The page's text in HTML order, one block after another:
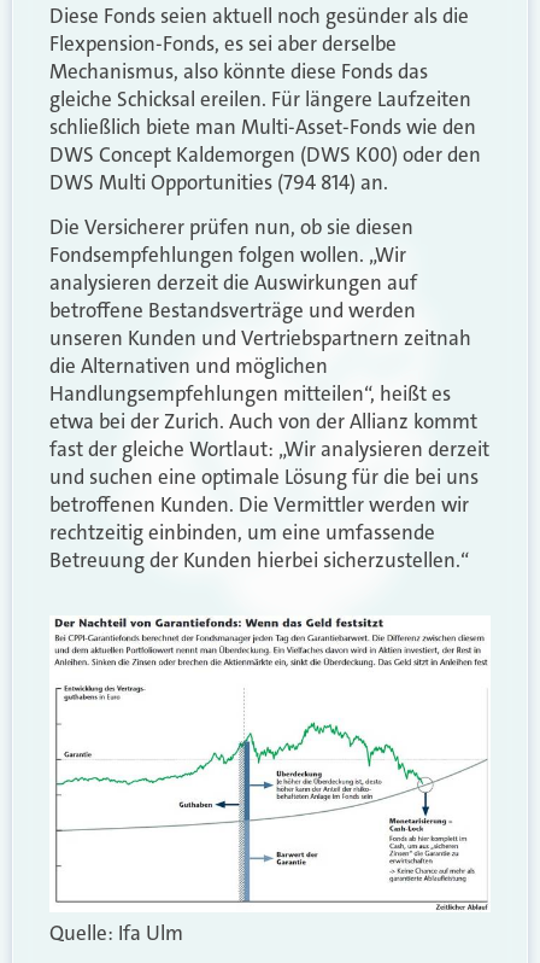
Diese Fonds seien aktuell noch gesünder als die
Flexpension-Fonds, es sei aber derselbe
Mechanismus, also könnte diese Fonds das
gleiche Schicksal ereilen. Für längere Laufzeiten
schließlich biete man Multi-Asset-Fonds wie den
DWS Concept Kaldemorgen (DWS K00) oder den
DWS Multi Opportunities (794 814) an.
Die Versicherer prüfen nun, ob sie diesen
Fondsempfehlungen folgen wollen. „Wir
analysieren derzeit die Auswirkungen auf
betroffene Bestandsverträge und werden
unseren Kunden und Vertriebspartnern zeitnah
die Alternativen und möglichen
Handlungsempfehlungen mitteilen“, heißt es
etwa bei der Zurich. Auch von der Allianz kommt
fast der gleiche Wortlaut: „Wir analysieren derzeit
und suchen eine optimale Lösung für die bei uns
betroffenen Kunden. Die Vermittler werden wir
rechtzeitig einbinden, um eine umfassende
Betreuung der Kunden hierbei sicherzustellen.“
Quelle: Ifa Ulm